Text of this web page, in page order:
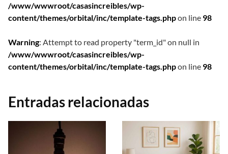
/www/wwwroot/casasincreibles/wp-
content/themes/orbital/inc/template-tags.phpon line 98
Warning: Attempt to read property "term_id" on null in
/www/wwwroot/casasincreibles/wp-
content/themes/orbital/inc/template-tags.phpon line 98
Entradas relacionadas